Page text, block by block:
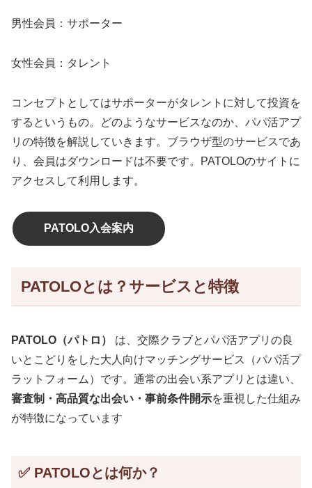
男性会員：サポーター
女性会員：タレント
コンセプトとしてはサポーターがタレントに対して投資を
するというもの。どのようなサービスなのか、パパ活アプ
リの特徴を解説していきます。ブラウザ型のサービスであ
り、会員はダウンロードは不要です。PATOLOのサイトに
アクセスして利用します。
PATOLO入会案内
PATOLOとは？サービスと特徴
PATOLO（パトロ）
は、交際クラブとパパ活アプリの良
いとこどりをした大人向けマッチングサービス（パパ活プ
ラットフォーム）です。通常の出会い系アプリとは違い、
審査制・高品質な出会い・事前条件開示を重視した仕組み
が特徴になっています
✅ PATOLOとは何か？